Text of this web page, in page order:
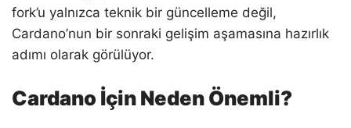
fork’u yalnızca teknik bir güncelleme değil,
Cardano’nun bir sonraki gelişim aşamasına hazırlık
adımı olarak görülüyor.
Cardano İçin Neden Önemli?